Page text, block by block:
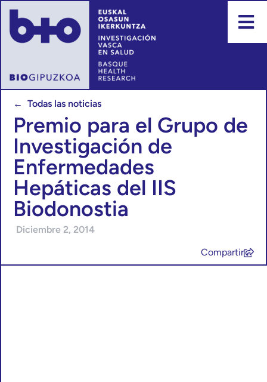
← Todas las noticias
Premio para el Grupo de
Investigación de
Enfermedades
Hepáticas del IIS
Biodonostia
Diciembre 2, 2014
Compartir